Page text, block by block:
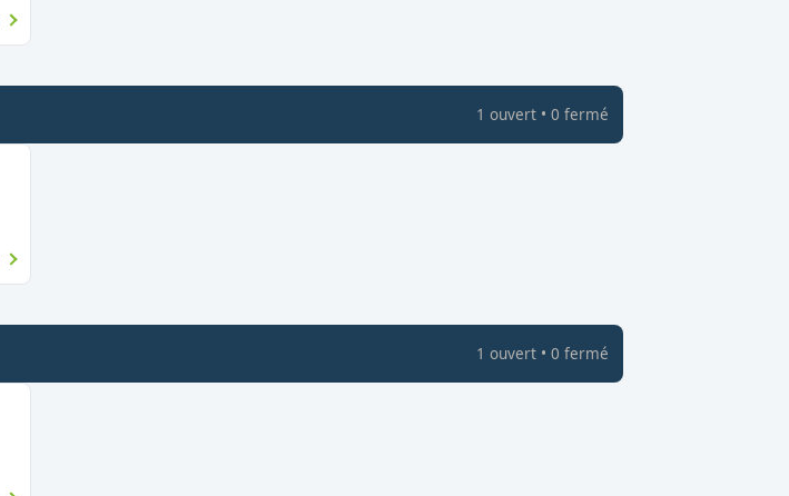
1 ouvert• 0 fermé
1 ouvert• 0 fermé